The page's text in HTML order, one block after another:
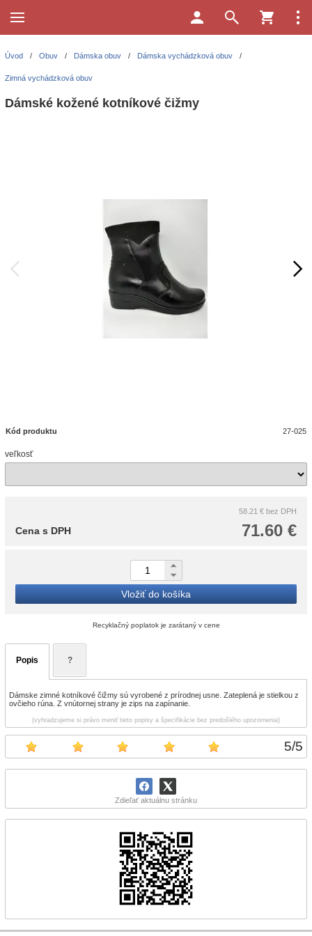
5/5
Zdieľať aktuálnu stránku
Úvod / Obuv / Dámska obuv / Dámska vychádzková obuv /
Zimná vychádzková obuv
Dámské kožené kotníkové čižmy
Kód produktu 27-025
veľkosť
58.21 € bez DPH
71.60 €
Cena s DPH
Vložiť do košíka
Recyklačný poplatok je zarátaný v cene
Popis ?
Dámske zimné kotníkové čižmy sú vyrobené z prírodnej usne. Zateplená je stielkou z
ovčieho rúna. Z vnútornej strany je zips na zapínanie.
(vyhradzujeme si právo meniť tieto popisy a špecifikácie bez predošlého upozornenia)